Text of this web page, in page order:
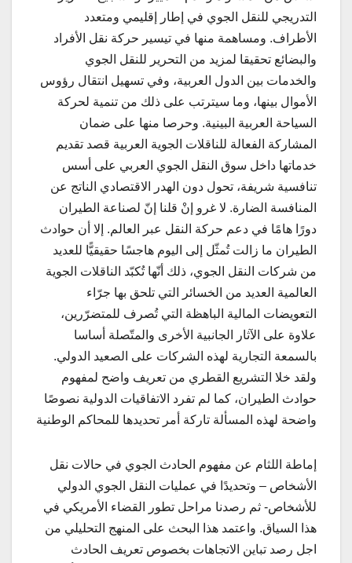
التدريجي للنقل الجوي في إطار إقليمي ومتعدد
الأطراف. ومساهمة منها في تيسير حركة نقل الأفراد
والبضائع تحقيقا لمزيد من التحرير للنقل الجوي
والخدمات بين الدول العربية، وفي تسهيل انتقال رؤوس
الأموال بينها، وما سيترتب على ذلك من تنمية لحركة
السياحة العربية البينية. وحرصا منها على ضمان
المشاركة الفعالة للناقلات الجوية العربية قصد تقديم
خدماتها داخل سوق النقل الجوي العربي على أسس
تنافسية شريفة، تحول دون الهدر الاقتصادي الناتج عن
المنافسة الضارة. لا غرو إنْ قلنا إنّ لصناعة الطيران
دورًا هامًا في دعم حركة النقل عبر العالم. إلا أن حوادث
الطيران ما زالت تُمثّل إلى اليوم هاجسًا حقيقيًّا للعديد
من شركات النقل الجوي، ذلك أنّها تُكبّد الناقلات الجوية
العالمية العديد من الخسائر التي تلحق بها جرّاء
التعويضات المالية الباهظة التي تُصرف للمتضرّرين،
علاوة على الآثار الجانبية الأخرى والمتّصلة أساسا
بالسمعة التجارية لهذه الشركات على الصعيد الدولي.
ولقد خلا التشريع القطري من تعريف واضح لمفهوم
حوادث الطيران، كما لم تفرد الاتفاقيات الدولية نصوصًا
واضحة لهذه المسألة تاركة أمر تحديدها للمحاكم الوطنية
إماطة اللثام عن مفهوم الحادث الجوي في حالات نقل
الأشخاص – وتحديدًا في عمليات النقل الجوي الدولي
للأشخاص- ثم رصدنا مراحل تطور القضاء الأمريكي في
هذا السياق. واعتمد هذا البحث على المنهج التحليلي من
اجل رصد تباين الاتجاهات بخصوص تعريف الحادث